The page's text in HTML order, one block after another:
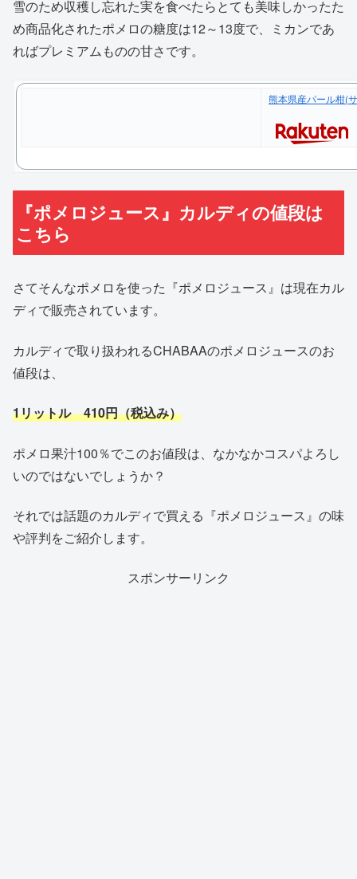
雪のため収穫し忘れた実を食べたらとても美味しかったた
め商品化されたポメロの糖度は12～13度で、ミカンであ
ればプレミアムものの甘さです。
熊本県産パール柑(
『ポメロジュース』カルディの値段は
こちら
さてそんなポメロを使った『ポメロジュース』は現在カル
ディで販売されています。
カルディで取り扱われるCHABAAのポメロジュースのお
値段は、
1リットル 410円（税込み）
ポメロ果汁100％でこのお値段は、なかなかコスパよろし
いのではないでしょうか？
それでは話題のカルディで買える『ポメロジュース』の味
や評判をご紹介します。
スポンサーリンク